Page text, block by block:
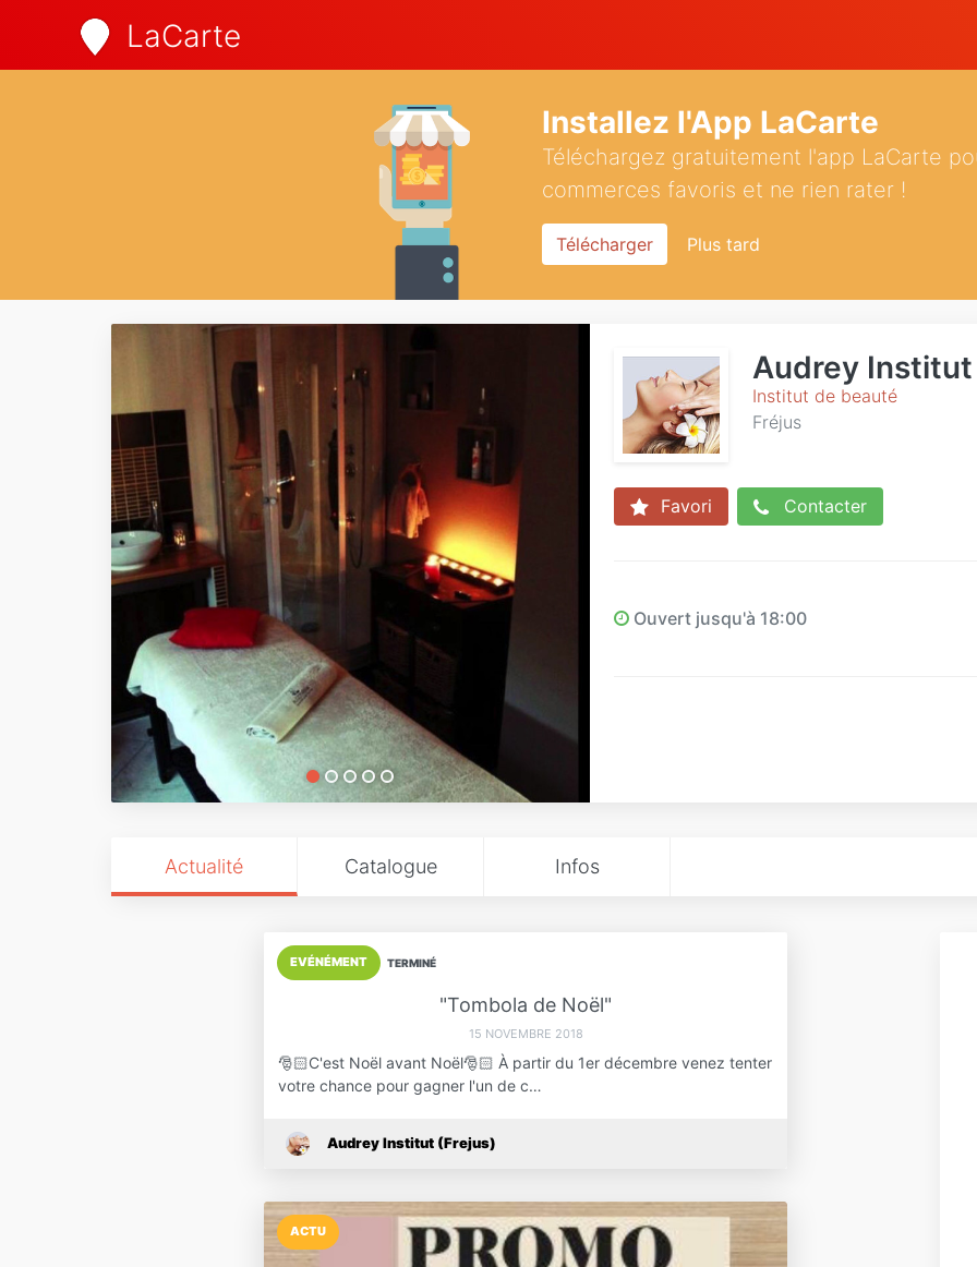
LaCarte
Installez l'App LaCarte
Téléchargez gratuitement l'app LaCarte
commerces favoris et ne rien rater !
Télécharger Plus tard
Audrey
Institut de beauté
Fréjus
Favori Contacter
Ouvert jusqu'à 18:00
Actualité Catalogue Infos
TERMINÉ
EVÉNÉMENT
"Tombola de Noël"
15 NOVEMBRE 2018
🎅🏻C'est Noël avant Noël🎅🏻 À partir du 1er décembre venez tenter
votre chance pour gagner l'un de c…
Audrey Institut (Frejus)
ACTU